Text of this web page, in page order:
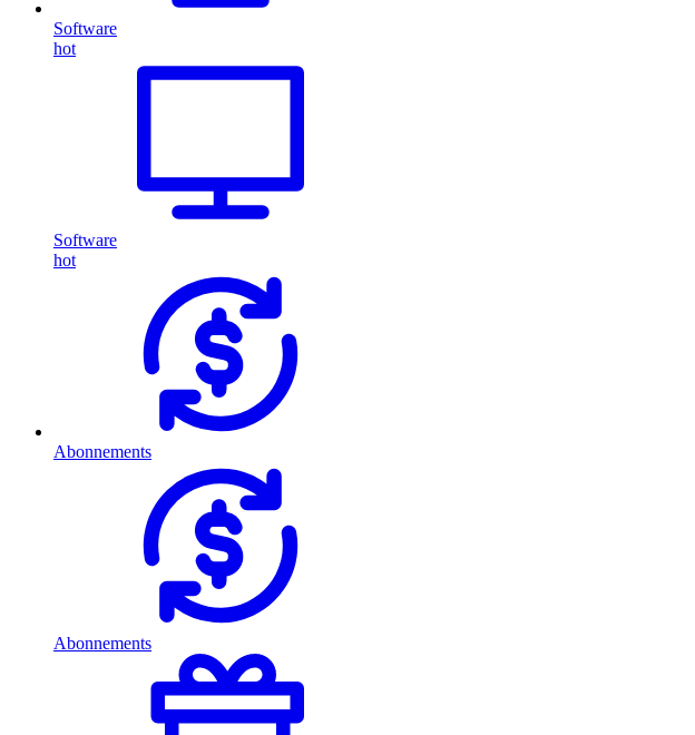
Software
hot
Software
hot
Abonnements
Abonnements